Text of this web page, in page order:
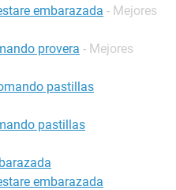
embarazada - Mejores
provera - Mejores
pastillas
pastillas
embarazada